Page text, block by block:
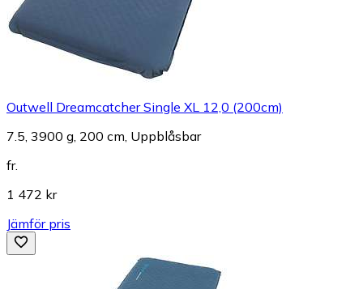
Outwell Dreamcatcher Single XL 12,0 (200cm)
7.5, 3900 g, 200 cm, Uppblåsbar
fr.
1 472 kr
Jämför pris